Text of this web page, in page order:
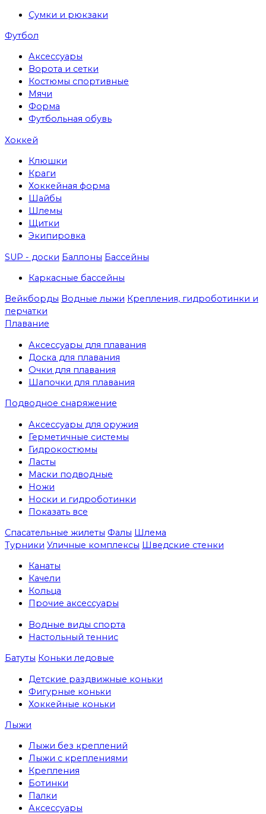
Сумки и рюкзаки
Футбол
Аксессуары
Ворота и сетки
Костюмы спортивные
Мячи
Форма
Футбольная обувь
Хоккей
Клюшки
Краги
Хоккейная форма
Шайбы
Шлемы
Щитки
Экипировка
SUP - доски Баллоны Бассейны
Каркасные бассейны
Вейкборды Водные лыжи Крепления, гидроботинки и
перчатки
Плавание
Аксессуары для плавания
Доска для плавания
Очки для плавания
Шапочки для плавания
Подводное снаряжение
Аксессуары для оружия
Герметичные системы
Гидрокостюмы
Ласты
Маски подводные
Ножи
Носки и гидроботинки
Показать все
Спасательные жилеты Фалы Шлема
Турники Уличные комплексы Шведские стенки
Канаты
Качели
Кольца
Прочие аксессуары
Водные виды спорта
Настольный теннис
Батуты Коньки ледовые
Детские раздвижные коньки
Фигурные коньки
Хоккейные коньки
Лыжи
Лыжи без креплений
Лыжи с креплениями
Крепления
Ботинки
Палки
Аксессуары